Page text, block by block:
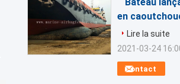
en
Contact
Lire la suite
2021-03-24